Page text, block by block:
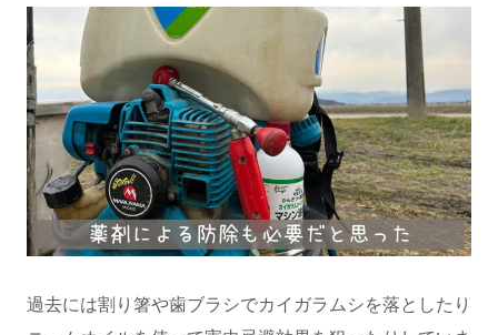
過去には割り箸や歯ブラシでカイガラムシを落としたり